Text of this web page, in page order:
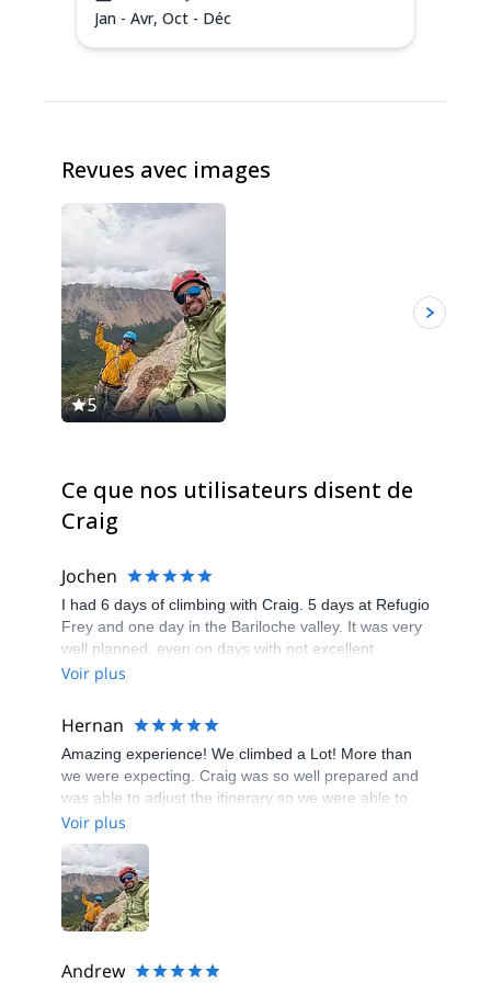
Jan - Avr, Oct - Déc
Revues avec images
5
Ce que nos utilisateurs disent de
Craig
Jochen
I had 6 days of climbing with Craig. 5 days at Refugio
Frey and one day in the Bariloche valley. It was very
well planned, even on days with not excellent
weather. I recommend to get in contact with Craig for
Voir plus
Hernan
Amazing experience! We climbed a Lot! More than
we were expecting. Craig was so well prepared and
was able to adjust the itinerary so we were able to
climb before bad weather arrives. Will definitely hire
Craig again in the future.
Voir plus
Andrew